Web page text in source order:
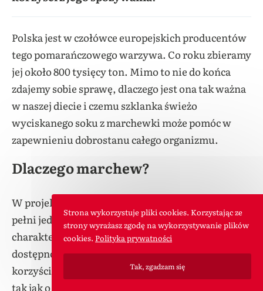
Polska jest w czołówce europejskich producentów
tego pomarańczowego warzywa. Co roku zbieramy
jej około 800 tysięcy ton. Mimo to nie do końca
zdajemy sobie sprawę, dlaczego jest ona tak ważna
w naszej diecie i czemu szklanka świeżo
wyciskanego soku z marchewki może pomóc w
zapewnieniu dobrostanu całego organizmu.
Dlaczego marchew?
W projekcie Odmładzanie na surowo marchew
pełni jedną z kluczowych ról ze względu na trzy
charakteryzujące ją podstawowe cechy: cenę,
dostępność oraz ogrom składników odżywczych i
korzyści z jej spożywania dla naszego zdrowia. I
tak jak o dostępności (znajdziecie ją w każdym
Strona wykorzystuje pliki cookies. Korzystając ze
strony wyrażasz zgodę na wykorzystywanie plików
cookies. Polityka prywatności
Tak, zgadzam się